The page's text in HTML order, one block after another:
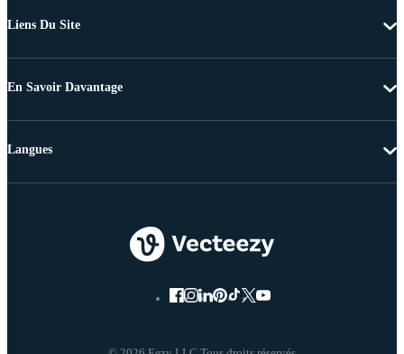
Liens Du Site
En Savoir Davantage
Langues